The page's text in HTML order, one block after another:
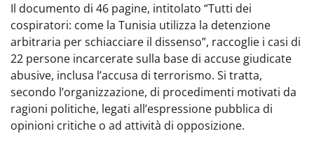
Il documento di 46 pagine, intitolato “Tutti dei
cospiratori: come la Tunisia utilizza la detenzione
arbitraria per schiacciare il dissenso”, raccoglie i casi di
22 persone incarcerate sulla base di accuse giudicate
abusive, inclusa l’accusa di terrorismo. Si tratta,
secondo l’organizzazione, di procedimenti motivati da
ragioni politiche, legati all’espressione pubblica di
opinioni critiche o ad attività di opposizione.